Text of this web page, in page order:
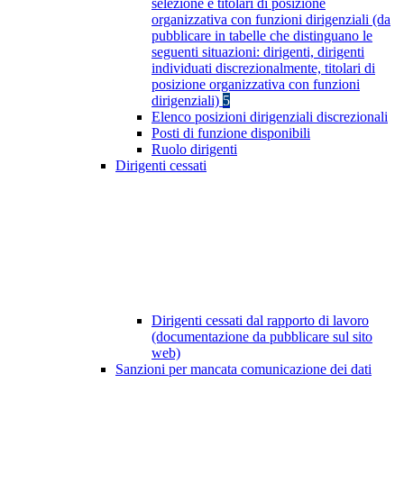
selezione e titolari di posizione
organizzativa con funzioni dirigenziali (da
pubblicare in tabelle che distinguano le
seguenti situazioni: dirigenti, dirigenti
individuati discrezionalmente, titolari di
posizione organizzativa con funzioni
dirigenziali) 5
Elenco posizioni dirigenziali discrezionali
Posti di funzione disponibili
Ruolo dirigenti
Dirigenti cessati
Dirigenti cessati dal rapporto di lavoro
(documentazione da pubblicare sul sito
web)
Sanzioni per mancata comunicazione dei dati